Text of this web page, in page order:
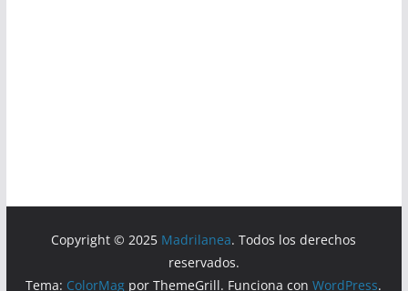
Copyright © 2025 Madrilanea. Todos los derechos
reservados.
Tema: ColorMag por ThemeGrill. Funciona conWordPress.